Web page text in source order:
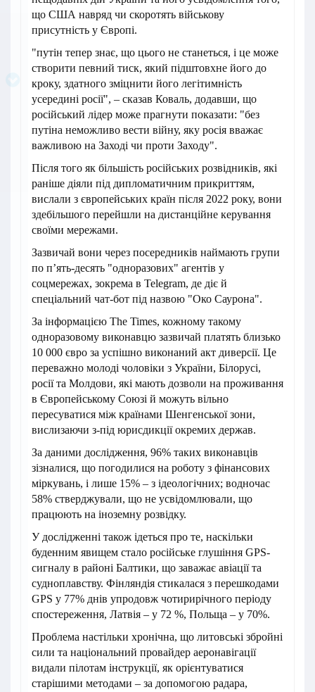
що США навряд чи скоротять військову
присутність у Європі.
"путін тепер знає, що цього не станеться, і це може
створити певний тиск, який підштовхне його до
кроку, здатного зміцнити його легітимність
усередині росії", – сказав Коваль, додавши, що
російський лідер може прагнути показати: "без
путіна неможливо вести війну, яку росія вважає
важливою на Заході чи проти Заходу".
Після того як більшість російських розвідників, які
раніше діяли під дипломатичним прикриттям,
вислали з європейських країн після 2022 року, вони
здебільшого перейшли на дистанційне керування
своїми мережами.
Зазвичай вони через посередників наймають групи
по п’ять-десять "одноразових" агентів у
соцмережах, зокрема в Telegram, де діє й
спеціальний чат-бот під назвою "Око Саурона".
За інформацією The Times, кожному такому
одноразовому виконавцю зазвичай платять близько
10 000 євро за успішно виконаний акт диверсії. Це
переважно молоді чоловіки з України, Білорусі,
росії та Молдови, які мають дозволи на проживання
в Європейському Союзі й можуть вільно
пересуватися між країнами Шенгенської зони,
вислизаючи з-під юрисдикції окремих держав.
За даними дослідження, 96% таких виконавців
зізналися, що погодилися на роботу з фінансових
міркувань, і лише 15% – з ідеологічних; водночас
58% стверджували, що не усвідомлювали, що
працюють на іноземну розвідку.
У дослідженні також ідеться про те, наскільки
буденним явищем стало російське глушіння GPS-
сигналу в районі Балтики, що заважає авіації та
судноплавству. Фінляндія стикалася з перешкодами
GPS у 77% днів упродовж чотирирічного періоду
спостереження, Латвія – у 72 %, Польща – у 70%.
Проблема настільки хронічна, що литовські збройні
сили та національний провайдер аеронавігації
видали пілотам інструкції, як орієнтуватися
старішими методами – за допомогою радара,